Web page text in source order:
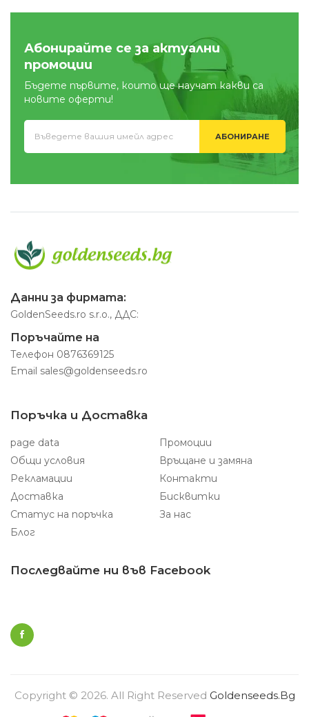
Абонирайте се за актуални
промоции
Бъдете първите, които ще научат какви са
новите оферти!
АБОНИРАНЕ
Данни за фирмата:
GoldenSeeds.ro s.r.o., ДДС:
Поръчайте на
Телефон 0876369125
Email sales@goldenseeds.ro
Поръчка и Доставка
page data
Промоции
Общи условия
Връщане и замяна
Рекламации
Контакти
Доставка
Бисквитки
Статус на поръчка
За нас
Блог
Последвайте ни във Facebook
Copyright © 2026. All Right Reserved Goldenseeds.bg